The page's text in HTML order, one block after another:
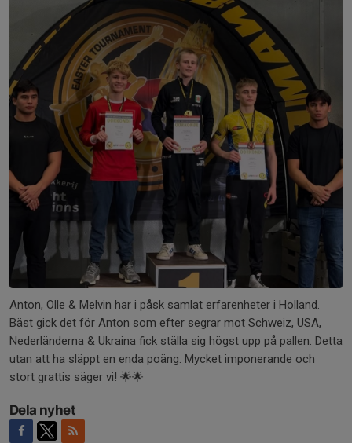
Anton, Olle & Melvin har i påsk samlat erfarenheter i Holland.
Bäst gick det för Anton som efter segrar mot Schweiz, USA,
Nederländerna & Ukraina fick ställa sig högst upp på pallen. Detta
utan att ha släppt en enda poäng. Mycket imponerande och
stort grattis säger vi! 🌟🌟
Dela nyhet